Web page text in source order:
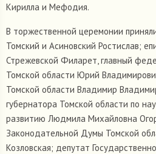
Кирилла и Мефодия.
В торжественной церемонии
Томский и Асиновский Ростислав;
Стрежевской Филарет, главный
Томской области Юрий
Томской области Владимир
губернатора Томской области по
развитию Людмила Михайловна
Законодательной Думы Томской
Козловская; депутат